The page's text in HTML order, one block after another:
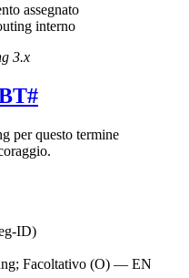
assegnato
interno
3.x
#
per questo termine
Facoltativo (O) — EN